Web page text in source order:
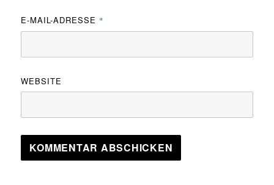
E-MAIL-ADRESSE *
WEBSITE